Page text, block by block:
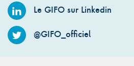
Le GIFO sur Linkedin
@GIFO_officiel